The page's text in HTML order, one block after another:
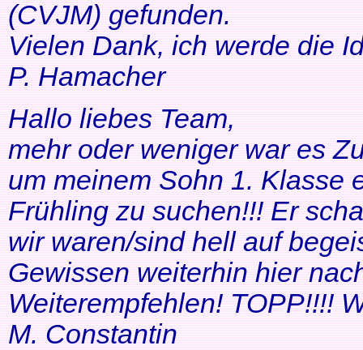
(CVJM) gefunden.
Vielen Dank, ich werde die
P. Hamacher
Hallo liebes Team,
mehr oder weniger war es
um meinem Sohn 1. Klasse
Frühling zu suchen!!! Er
wir waren/sind hell auf
Gewissen weiterhin hier
Weiterempfehlen! TOPP!!!!
M. Constantin